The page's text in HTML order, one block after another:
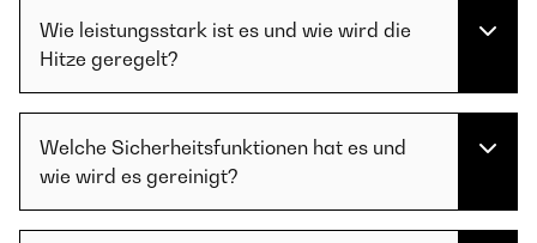
Wie leistungsstark ist es und wie wird die
Hitze geregelt?
Welche Sicherheitsfunktionen hat es und
wie wird es gereinigt?